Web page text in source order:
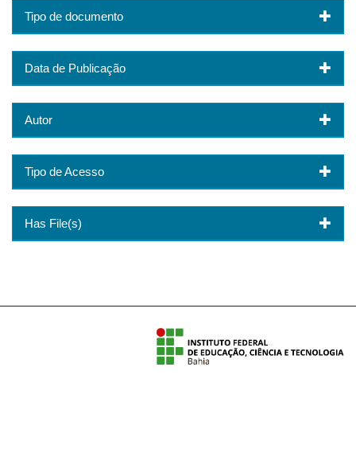
Tipo de documento
Data de Publicação
Autor
Tipo de Acesso
Has File(s)